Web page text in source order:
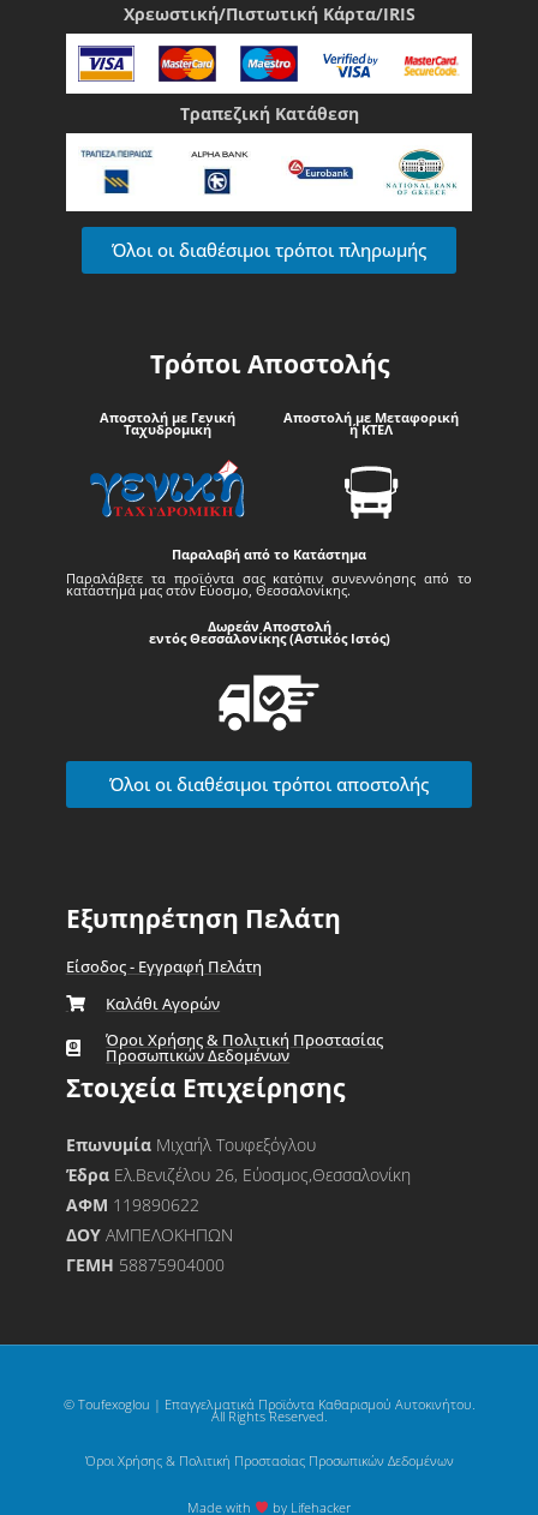
Χρεωστική/Πιστωτική Κάρτα/IRIS
Τραπεζική Κατάθεση
Όλοι οι διαθέσιμοι τρόποι πληρωμής
Τρόποι Αποστολής
Αποστολή με Γενική
Ταχυδρομική
Αποστολή με Μεταφορική
ή ΚΤΕΛ
Παραλαβή από το Κατάστημα
Παραλάβετε τα προϊόντα σας κατόπιν συνεννόησης από το
κατάστημά μας στον Εύοσμο, Θεσσαλονίκης.
Δωρεάν Αποστολή
εντός Θεσσαλονίκης (Αστικός Ιστός)
Όλοι οι διαθέσιμοι τρόποι αποστολής
Εξυπηρέτηση Πελάτη
Είσοδος - Εγγραφή Πελάτη
Καλάθι Αγορών
Όροι Χρήσης & Πολιτική Προστασίας
Προσωπικών Δεδομένων
Στοιχεία Επιχείρησης
Επωνυμία Μιχαήλ Τουφεξόγλου
Έδρα Ελ.Βενιζέλου 26, Εύοσμος,Θεσσαλονίκη
ΑΦΜ 119890622
ΔΟΥΑΜΠΕΛΟΚΗΠΩΝ
ΓΕΜΗ 58875904000
© Toufexoglou | Επαγγελματικά Προϊόντα Καθαρισμού Αυτοκινήτου.
All Rights Reserved.
Όροι Χρήσης & Πολιτική Προστασίας Προσωπικών Δεδομένων
Made with by Lifehacker